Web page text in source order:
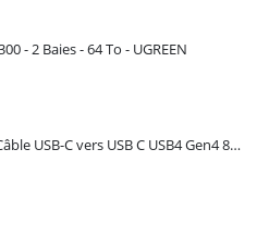
- 2 Baies - 64 To - UGREEN
Câble 240W Câble USB-C vers USB C USB4 Gen4 80Gbps pour Thunderbolt 5/4/3, Premium 18K double écran triple 4K PD3.1 - UGREEN